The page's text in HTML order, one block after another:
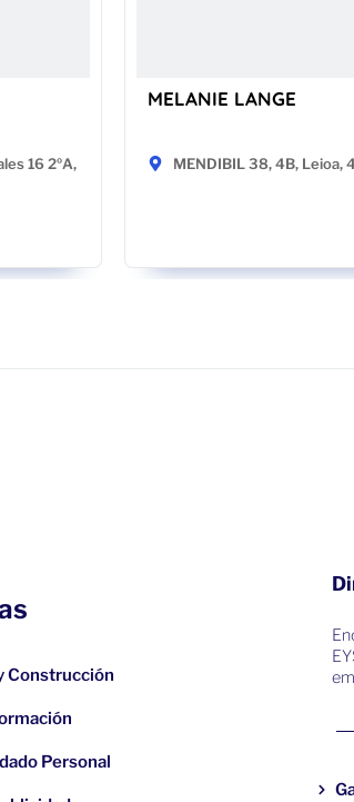
16 2ºA,
MELANIE LANGE
MENDIBIL 38, 4B, Leioa,
Construcción
Personal